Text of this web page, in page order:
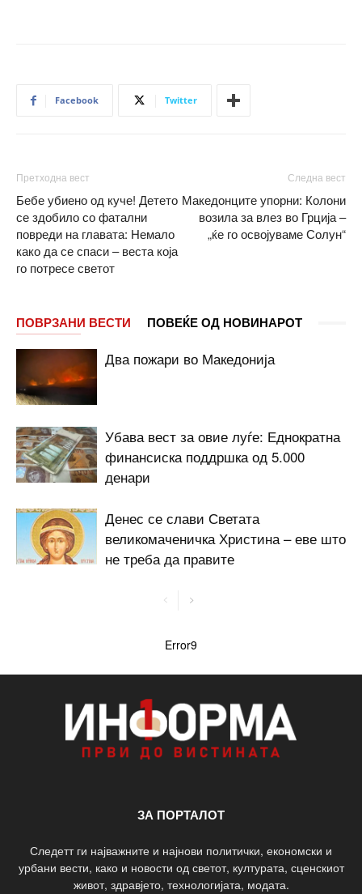
Facebook Twitter
Претходна вест
Бебе убиено од куче! Детето
се здобило со фатални
повреди на главата: Немало
како да се спаси – веста која
го потресе светот
Следна вест
Македонците упорни: Колони
возила за влез во Грција –
„ќе го освојуваме Солун“
ПОВРЗАНИ ВЕСТИ ПОВЕЌЕ ОД НОВИНАРОТ
Два пожари во Македонија
Убава вест за овие луѓе: Еднократна
финансиска поддршка од 5.000
денари
Денес се слави Светата
великомаченичка Христина – еве што
не треба да правите
Error9
ЗА ПОРТАЛОТ
Следетт ги најважните и најнови политички, економски и
урбани вести, како и новости од светот, културата, сценскиот
живот, здравјето, технологијата, модата.